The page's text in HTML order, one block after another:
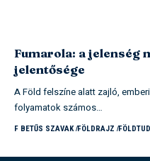
Fumarola: a jelenség
jelentősége
A Föld felszíne alatt zajló,
folyamatok számos…
F BETŰS SZAVAK FÖLDRAJZ